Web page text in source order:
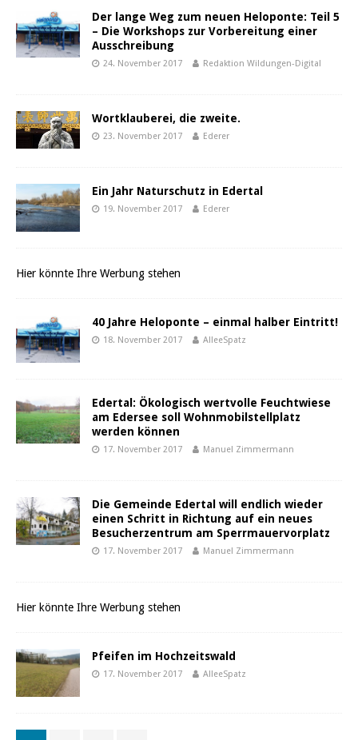
Der lange Weg zum neuen Heloponte: Teil 5
– Die Workshops zur Vorbereitung einer
Ausschreibung
24. November 2017 Redaktion Wildungen-Digital
Wortklauberei, die zweite.
23. November 2017 Ederer
Ein Jahr Naturschutz in Edertal
19. November 2017 Ederer
Hier könnte Ihre Werbung stehen
40 Jahre Heloponte – einmal halber Eintritt!
18. November 2017 AlleeSpatz
Edertal: Ökologisch wertvolle Feuchtwiese
am Edersee soll Wohnmobilstellplatz
werden können
17. November 2017 Manuel Zimmermann
Die Gemeinde Edertal will endlich wieder
einen Schritt in Richtung auf ein neues
Besucherzentrum am Sperrmauervorplatz
17. November 2017 Manuel Zimmermann
Hier könnte Ihre Werbung stehen
Pfeifen im Hochzeitswald
17. November 2017 AlleeSpatz